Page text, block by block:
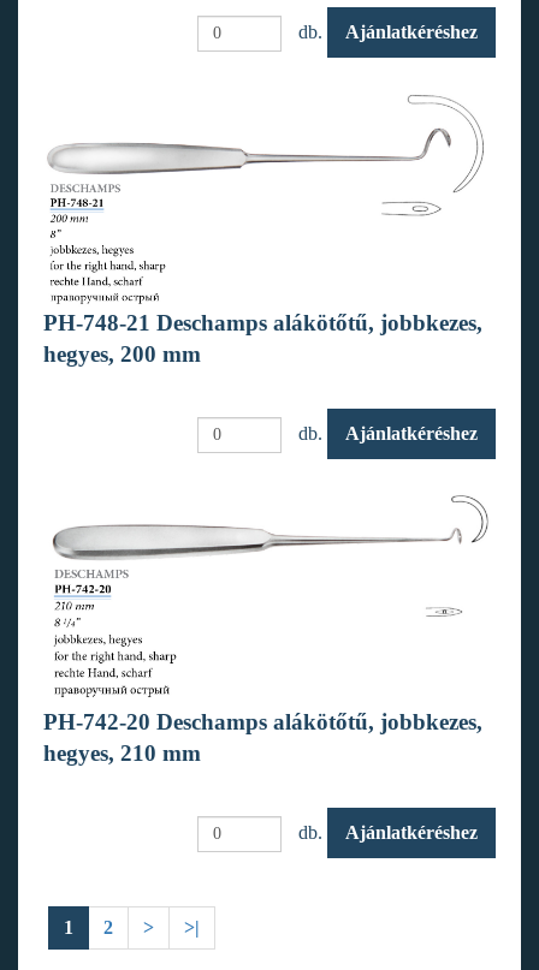
db. Ajánlatkéréshez
PH-748-21 Deschamps alákötőtű, jobbkezes,
hegyes, 200 mm
db. Ajánlatkéréshez
PH-742-20 Deschamps alákötőtű, jobbkezes,
hegyes, 210 mm
db. Ajánlatkéréshez
1 2 > >|